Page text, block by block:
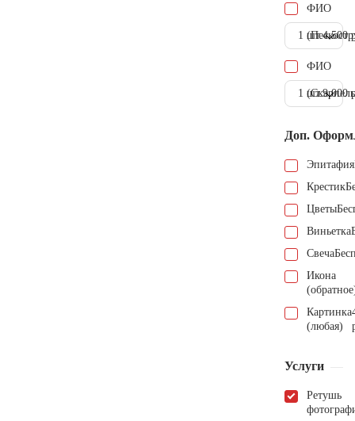
ФИО
1 шт.4.500
ФИО
1 шт.9.000
Доп.
Эпитафия
Крестик
Цветы
Виньетка
Свеча
Икона
Картинка
(любая)
Услуги
Ретушь